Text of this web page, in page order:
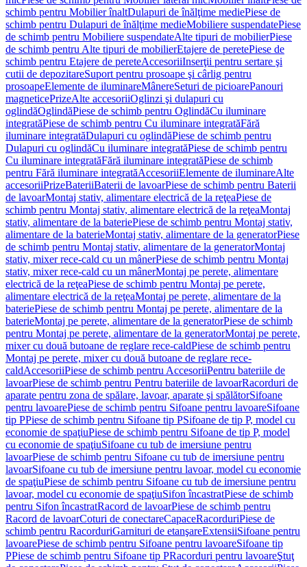
schimb pentru Mobilier înaltDulapuri de înălţime mediePiese de
schimb pentru Dulapuri de înălţime medieMobiliere suspendatePiese
de schimb pentru Mobiliere suspendateAlte tipuri de mobilierPiese
de schimb pentru Alte tipuri de mobilierEtajere de peretePiese de
schimb pentru Etajere de pereteAccesoriiInserţii pentru sertare şi
cutii de depozitareSuport pentru prosoape şi cârlig pentru
prosoapeElemente de iluminareMânereSeturi de picioarePanouri
magneticePrizeAlte accesoriiOglinzi şi dulapuri cu
oglindăOglindăPiese de schimb pentru OglindăCu iluminare
integratăPiese de schimb pentru Cu iluminare integratăFără
iluminare integratăDulapuri cu oglindăPiese de schimb pentru
Dulapuri cu oglindăCu iluminare integratăPiese de schimb pentru
Cu iluminare integratăFără iluminare integratăPiese de schimb
pentru Fără iluminare integratăAccesoriiElemente de iluminareAlte
accesoriiPrizeBateriiBaterii de lavoarPiese de schimb pentru Baterii
de lavoarMontaj stativ, alimentare electrică de la reţeaPiese de
schimb pentru Montaj stativ, alimentare electrică de la reţeaMontaj
stativ, alimentare de la bateriePiese de schimb pentru Montaj stativ,
alimentare de la baterieMontaj stativ, alimentare de la generatorPiese
de schimb pentru Montaj stativ, alimentare de la generatorMontaj
stativ, mixer rece-cald cu un mânerPiese de schimb pentru Montaj
stativ, mixer rece-cald cu un mânerMontaj pe perete, alimentare
electrică de la reţeaPiese de schimb pentru Montaj pe perete,
alimentare electrică de la reţeaMontaj pe perete, alimentare de la
bateriePiese de schimb pentru Montaj pe perete, alimentare de la
baterieMontaj pe perete, alimentare de la generatorPiese de schimb
pentru Montaj pe perete, alimentare de la generatorMontaj pe perete,
mixer cu două butoane de reglare rece-caldPiese de schimb pentru
Montaj pe perete, mixer cu două butoane de reglare rece-
caldAccesoriiPiese de schimb pentru AccesoriiPentru bateriile de
lavoarPiese de schimb pentru Pentru bateriile de lavoarRacorduri de
aparate pentru zona de spălare, lavoar, aparate şi spălătorSifoane
pentru lavoarePiese de schimb pentru Sifoane pentru lavoareSifoane
tip PPiese de schimb pentru Sifoane tip PSifoane de tip P, model cu
economie de spaţiuPiese de schimb pentru Sifoane de tip P, model
cu economie de spaţiuSifoane cu tub de imersiune pentru
lavoarPiese de schimb pentru Sifoane cu tub de imersiune pentru
lavoarSifoane cu tub de imersiune pentru lavoar, model cu economie
de spaţiuPiese de schimb pentru Sifoane cu tub de imersiune pentru
lavoar, model cu economie de spaţiuSifon încastratPiese de schimb
pentru Sifon încastratRacord de lavoarPiese de schimb pentru
Racord de lavoarCoturi de conectareCapaceRacorduriPiese de
schimb pentru RacorduriGarnituri de etanşareExtensiiSifoane pentru
lavoarePiese de schimb pentru Sifoane pentru lavoareSifoane tip
PPiese de schimb pentru Sifoane tip PRacorduri pentru lavoareŞtuţ